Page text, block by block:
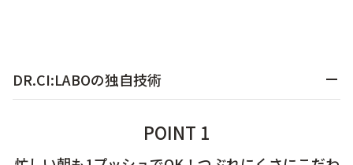
DR.CI:LABOの独自技術
POINT 1